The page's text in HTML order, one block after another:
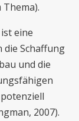
eine
die Schaffung
und die
2007).